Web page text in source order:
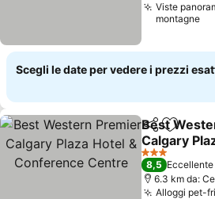
Viste
montagne
Scegli le date per vedere i prezzi
Condividi
Best
Calgary
Conference
Scopri i
3 Stelle
8,5 Eccellente
6.3 km da:
Alloggi pet-